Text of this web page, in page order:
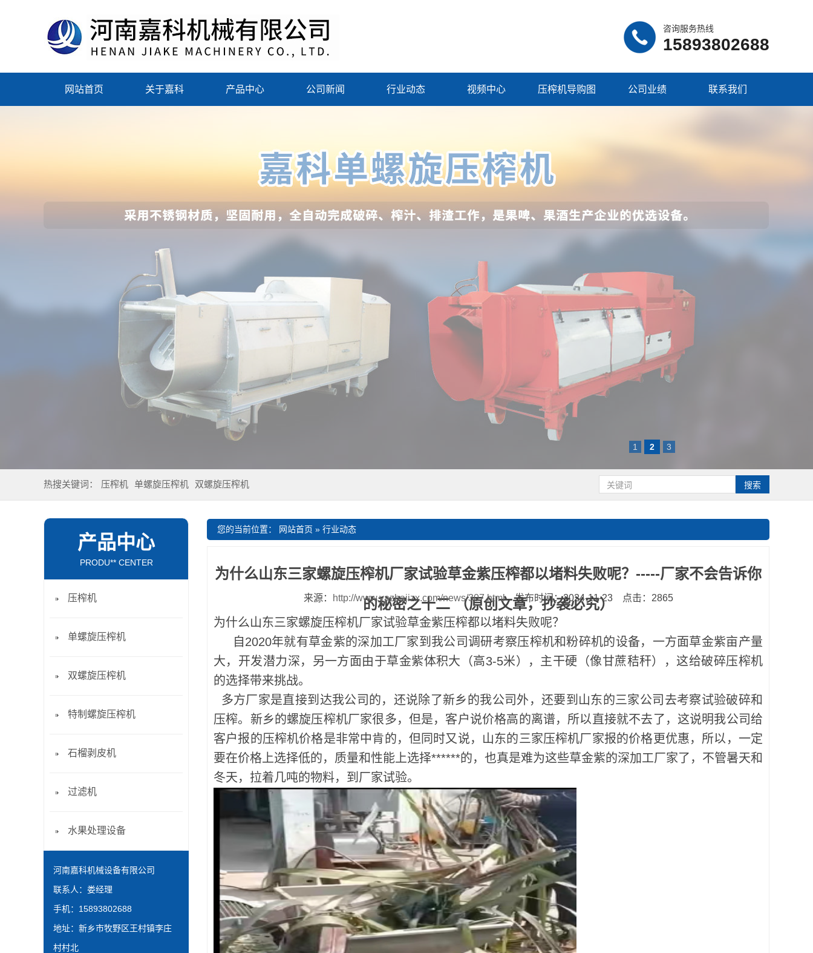
咨询服务热线
15893802688
网站首页 关于嘉科 产品中心 公司新闻 行业动态 视频中心 压榨机导购图 公司业绩 联系我们
1 2 3
热搜关键词： 压榨机 单螺旋压榨机 双螺旋压榨机
您的当前位置： 网站首页 » 行业动态
为什么山东三家螺旋压榨机厂家试验草金紫压榨都以堵料失败呢？-----厂家不会告诉你
的秘密之十二 （原创文章，抄袭必究）
来源： http://www.yazhajizx.com/news/307.html 发布时间：2024-11-23 点击：2865
为什么山东三家螺旋压榨机厂家试验草金紫压榨都以堵料失败呢？
自2020年就有草金紫的深加工厂家到我公司调研考察压榨机和粉碎机的设备，一方面草金紫亩产量
大，开发潜力深，另一方面由于草金紫体积大（高3-5米），主干硬（像甘蔗秸秆），这给破碎压榨机
的选择带来挑战。
多方厂家是直接到达我公司的，还说除了新乡的我公司外，还要到山东的三家公司去考察试验破碎和
压榨。新乡的螺旋压榨机厂家很多，但是，客户说价格高的离谱，所以直接就不去了，这说明我公司给
客户报的压榨机价格是非常中肯的，但同时又说，山东的三家压榨机厂家报的价格更优惠，所以，一定
要在价格上选择低的，质量和性能上选择******的，也真是难为这些草金紫的深加工厂家了，不管暑天和
冬天，拉着几吨的物料，到厂家试验。
产品中心
PRODU** CENTER
压榨机
单螺旋压榨机
双螺旋压榨机
特制螺旋压榨机
石榴剥皮机
过滤机
水果处理设备
河南嘉科机械设备有限公司
联系人：娄经理
手机：15893802688
地址：新乡市牧野区王村镇李庄
村村北